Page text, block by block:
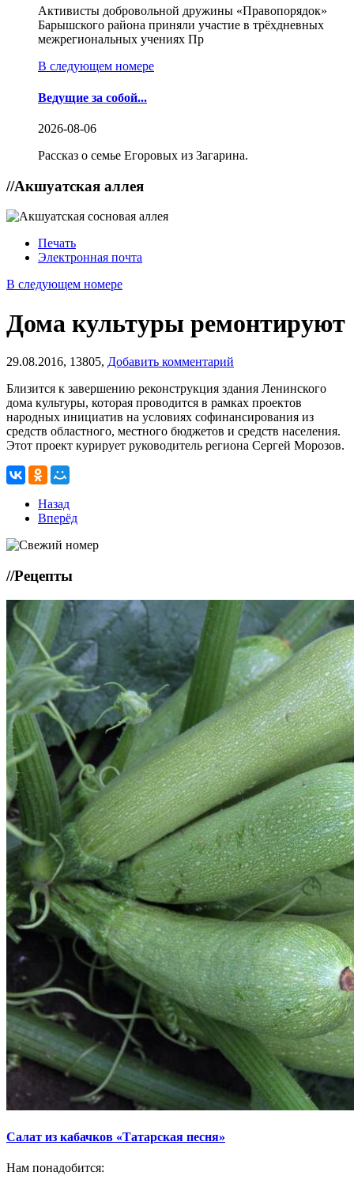
Активисты добровольной дружины «Правопорядок»
Барышского района приняли участие в трёхдневных
межрегиональных учениях Пр
В следующем номере
Ведущие за собой...
2026-08-06
Рассказ о семье Егоровых из Загарина.
//Акшуатская аллея
Печать
Электронная почта
В следующем номере
Дома культуры ремонтируют
29.08.2016, 13805, Добавить комментарий
Близится к завершению реконструкция здания Ленинского
дома культуры, которая проводится в рамках проектов
народных инициатив на условиях софинансирования из
средств областного, местного бюджетов и средств населения.
Этот проект курирует руководитель региона Сергей Морозов.
Назад
Вперёд
//Рецепты
Салат из кабачков «Татарская песня»
Нам понадобится: